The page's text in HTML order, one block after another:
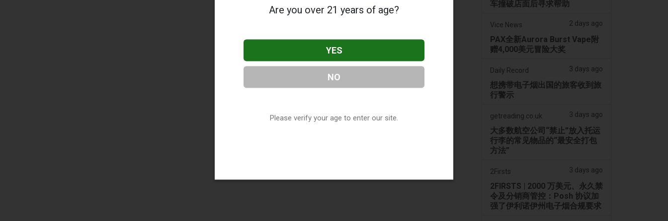
车撞破店面后寻求帮助
Vice News 2 days ago
PAX全新Aurora Burst Vape附
赠4,000美元冒险大奖
Daily Record 3 days ago
想携带电子烟出国的旅客收到旅
行警示
getreading.co.uk 3 days ago
大多数航空公司“禁止”放入托运
行李的常见物品的“最安全打包
方法”
2Firsts 3 days ago
2FIRSTS | 2000 万美元、永久禁
令及分销商管控：Posh 协议加
强了伊利诺伊州电子烟合规要求
Are you over 21 years of age?
YES
NO
Please verify your age to enter our site.